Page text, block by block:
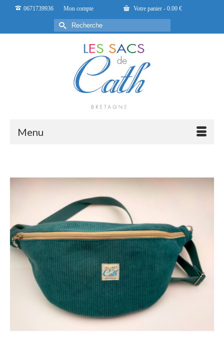
0671739936 Mon compte Votre panier - 0.00 €
Rechercher :
Menu